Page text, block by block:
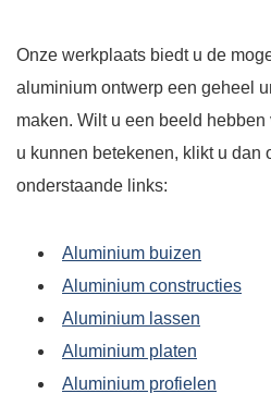
Onze werkplaats biedt u de
aluminium ontwerp een geheel
maken. Wilt u een beeld
u kunnen betekenen, klikt u dan
onderstaande links:
Aluminium buizen
Aluminium constructies
Aluminium lassen
Aluminium platen
Aluminium profielen